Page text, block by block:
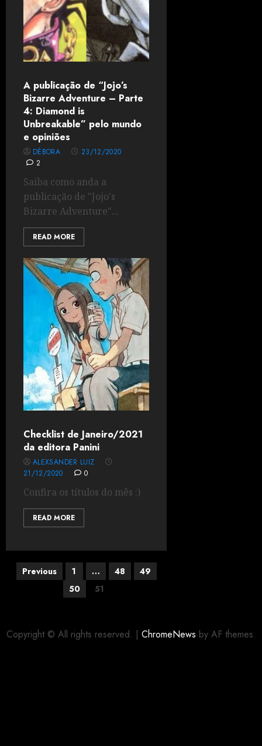
A publicação de “Jojo’s
Bizarre Adventure – Parte
4: Diamond is
Unbreakable” pelo mundo
e opiniões
DÉBORA
23/12/2020
2
Saiba como anda a
publicação de "Jojo's
Bizarre Adventure"...
READ MORE
Checklist de Janeiro/2021
da editora Panini
ALEXSANDER LUIZ
21/12/2020
0
Confira os títulos do mês :)
READ MORE
Previous 1 … 48
49
50
51
Copyright © All rights reserved. | ChromeNews by AF themes.